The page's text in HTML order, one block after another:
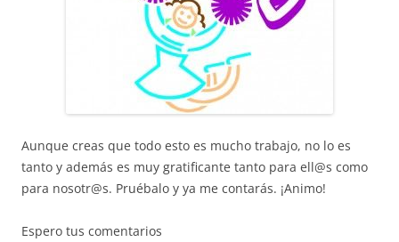
Aunque creas que todo esto es mucho trabajo, no lo es
tanto y además es muy gratificante tanto para ell@s como
para nosotr@s. Pruébalo y ya me contarás. ¡Animo!
Espero tus comentarios